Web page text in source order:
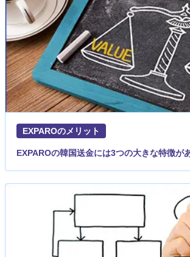
EXPAROのメリット
EXPAROの韓国送金には3つの大きな特徴が